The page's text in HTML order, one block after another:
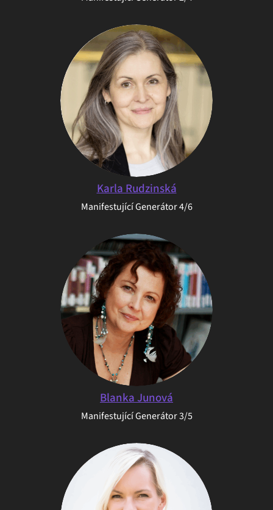
Karla Rudzinská
Manifestující Generátor 4/6
Blanka Junová
Manifestující Generátor 3/5